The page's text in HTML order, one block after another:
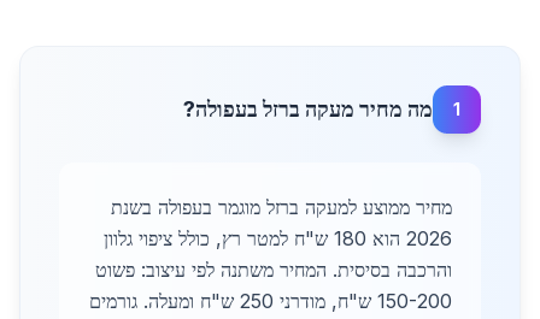
1 מה מחיר מעקה ברזל בעפולה?
מחיר ממוצע למעקה ברזל מוגמר בעפולה בשנת
2026 הוא 180 ש"ח למטר רץ, כולל ציפוי גלוון
והרכבה בסיסית. המחיר משתנה לפי עיצוב: פשוט
150-200 ש"ח, מודרני 250 ש"ח ומעלה. גורמים